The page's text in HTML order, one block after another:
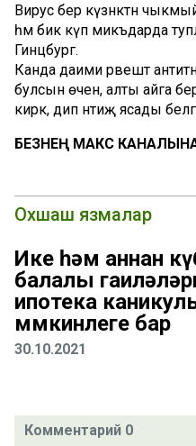
Вирус бер күзәнәктән
һәм бик күп микъдарда
Гинцбург.
Канда даими рәвештә
булсын өчен, алты айга
кирәк, дип нәтиҗә ясады
БЕЗНЕҢ МАКС
Охшаш язмалар
Ике һәм аннан
балалы
ипотека
мөмкинлеге бар
30.10.2021
Комментарий 0